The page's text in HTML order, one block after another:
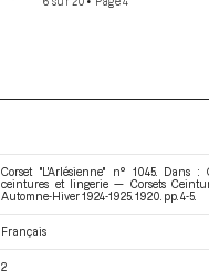
Corset "L'Arlésienne" n° 1045. Dans :
ceintures et lingerie — Corsets
Automne-Hiver 1924-1925 . 1920. pp. 4-5.
Français
2